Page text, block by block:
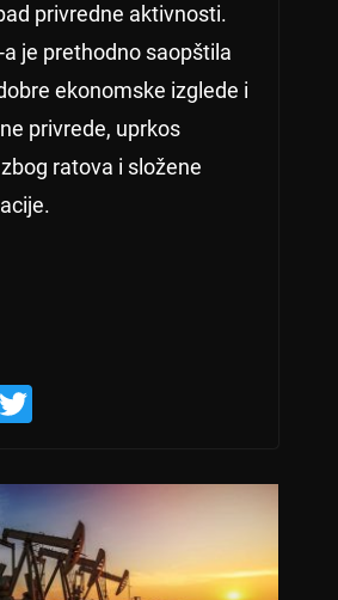
privredne aktivnosti.
je prethodno saopštila
ekonomske izglede i
privrede, uprkos
ratova i složene
tt
er